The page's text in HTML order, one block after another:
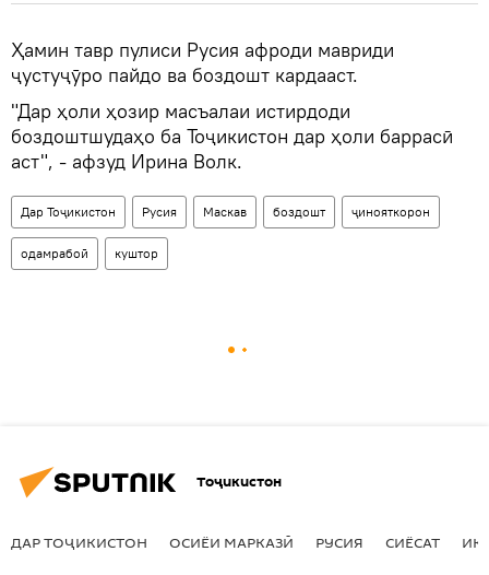
Ҳамин тавр пулиси Русия афроди мавриди
ҷустуҷӯро пайдо ва боздошт кардааст.
"Дар ҳоли ҳозир масъалаи истирдоди
боздоштшудаҳо ба Тоҷикистон дар ҳоли баррасӣ
аст", - афзуд Ирина Волк.
Дар Тоҷикистон Русия Маскав боздошт ҷинояткорон
одамрабоӣ куштор
Тоҷикистон
ДАР ТОҶИКИСТОН ОСИЁИ МАРКАЗӢ РУСИЯ СИЁСАТ